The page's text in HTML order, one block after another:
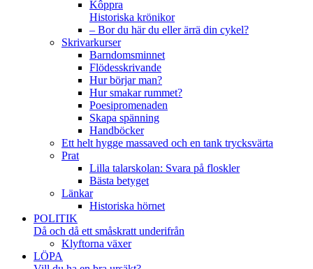
Kôppra
Historiska krönikor
– Bor du här du eller ärrä din cykel?
Skrivarkurser
Barndomsminnet
Flödesskrivande
Hur börjar man?
Hur smakar rummet?
Poesipromenaden
Skapa spänning
Handböcker
Ett helt hygge massaved och en tank trycksvärta
Prat
Lilla talarskolan: Svara på floskler
Bästa betyget
Länkar
Historiska hörnet
POLITIK
Då och då ett småskratt underifrån
Klyftorna växer
LÖPA